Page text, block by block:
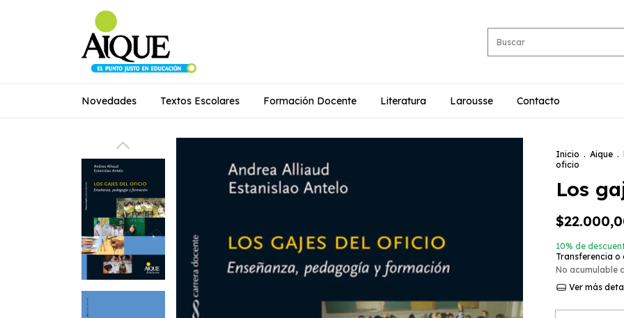
Novedades Textos Escolares Formación Docente Literatura Larousse Contacto
Inicio . Aique .
oficio
Los
10% de
Transferencia
No acumulable
Ver más